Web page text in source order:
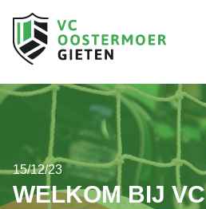
15/12/23
WELKOM BIJ VC